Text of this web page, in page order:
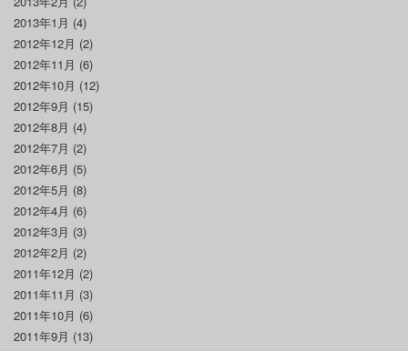
2013年1月 (4)
2012年12月 (2)
2012年11月 (6)
2012年10月 (12)
2012年9月 (15)
2012年8月 (4)
2012年7月 (2)
2012年6月 (5)
2012年5月 (8)
2012年4月 (6)
2012年3月 (3)
2012年2月 (2)
2011年12月 (2)
2011年11月 (3)
2011年10月 (6)
2011年9月 (13)